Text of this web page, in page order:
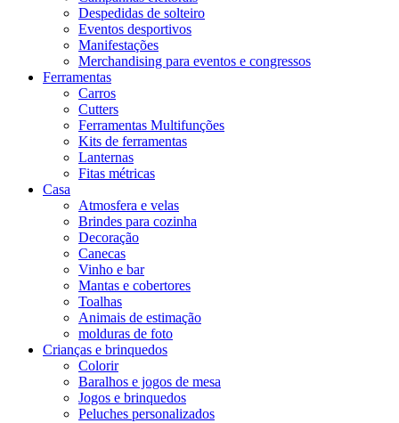
Despedidas de solteiro
Eventos desportivos
Manifestações
Merchandising para eventos e congressos
Ferramentas
Carros
Cutters
Ferramentas Multifunções
Kits de ferramentas
Lanternas
Fitas métricas
Casa
Atmosfera e velas
Brindes para cozinha
Decoração
Canecas
Vinho e bar
Mantas e cobertores
Toalhas
Animais de estimação
molduras de foto
Crianças e brinquedos
Colorir
Baralhos e jogos de mesa
Jogos e brinquedos
Peluches personalizados